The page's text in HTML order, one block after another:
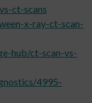
ct-scans
x-ray-ct-scan-
hub/ct-scan-vs-
4995-